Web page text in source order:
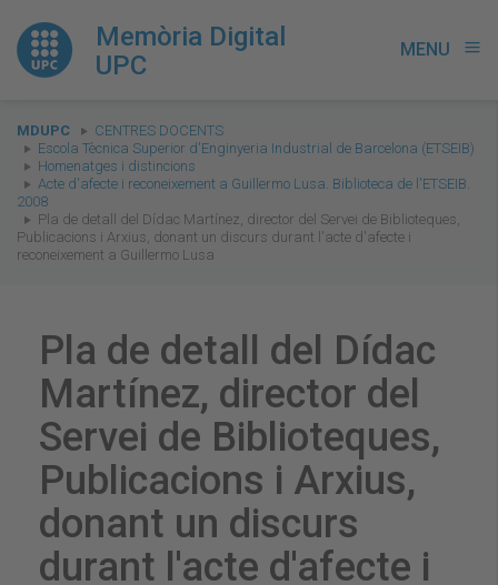
Memòria Digital
UPC
MENU menu
You
are
here:
MDUPC
CENTRES DOCENTS
Escola Tècnica Superior d'Enginyeria Industrial de Barcelona (ETSEIB)
Homenatges i distincions
Acte d'afecte i reconeixement a Guillermo Lusa. Biblioteca de l'ETSEIB.
2008
Pla de detall del Dídac Martínez, director del Servei de Biblioteques,
Publicacions i Arxius, donant un discurs durant l'acte d'afecte i
reconeixement a Guillermo Lusa
Pla de detall del Dídac
Martínez, director del
Servei de Biblioteques,
Publicacions i Arxius,
donant un discurs
durant l'acte d'afecte i